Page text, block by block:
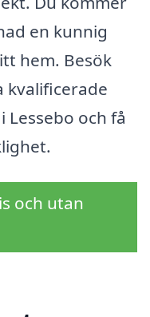
en kunnig
hem. Besök
och få
och utan